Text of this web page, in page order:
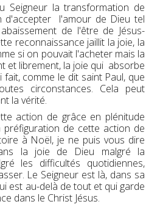
Seigneur la transformation de
l'amour de Dieu tel
de l'être de Jésus-
reconnaissance jaillit la joie, la
si on pouvait l'acheter mais la
et librement, la joie qui absorbe
comme le dit saint Paul, que
circonstances. Cela peut
la vérité.
action de grâce en plénitude
de cette action de
à Noël, je ne puis vous dire
la joie de Dieu malgré la
les difficultés quotidiennes,
Le Seigneur est là, dans sa
est au-delà de tout et qui garde
dans le Christ Jésus.